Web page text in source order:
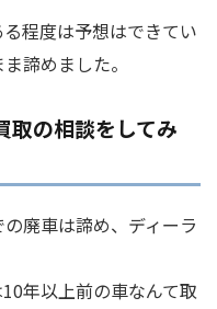
程度は予想はできてい
諦めました。
取の相談をしてみ
廃車は諦め、ディーラ
年以上前の車なんて取